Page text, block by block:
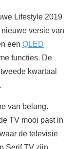
Lifestyle 2019
versie van
een QLED
functies. De
kwartaal
van belang.
TV mooi past in
de televisie
Serif TV zijn